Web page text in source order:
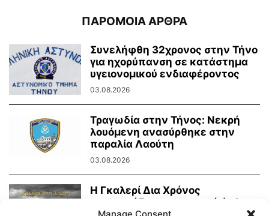
ΠΑΡΟΜΟΙΑ ΑΡΘΡΑ
Συνελήφθη 32χρονος στην Τήνο
για ηχορύπανση σε κατάστημα
υγειονομικού ενδιαφέροντος
03.08.2026
Τραγωδία στην Τήνος: Νεκρή
λουόμενη ανασύρθηκε στην
παραλία Λαούτη
03.08.2026
Η Γκαλερί Δια Χρόνος
παρουσιάζει την ατομική έκθεση